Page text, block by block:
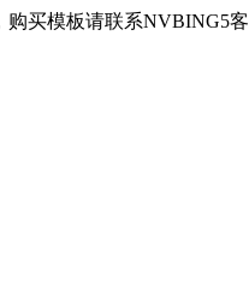
买模板请联系NVBING5客